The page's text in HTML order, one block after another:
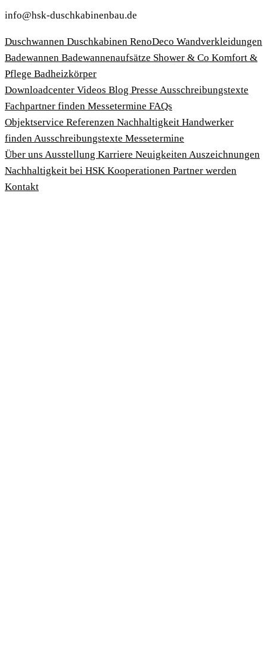
info@hsk-duschkabinenbau.de
Duschwannen Duschkabinen RenoDeco Wandverkleidungen
Badewannen Badewannenaufsätze Shower & Co Komfort &
Pflege Badheizkörper
Download­center Videos Blog Presse Ausschreibungstexte
Fachpartner finden Messetermine FAQs
Objektservice Referenzen Nachhaltigkeit Handwerker
findenAusschreibungstexte Messetermine
Über uns Ausstellung Karriere NeuigkeitenAuszeichnungen
Nachhaltigkeit bei HSK Kooperationen Partner werden
Kontakt